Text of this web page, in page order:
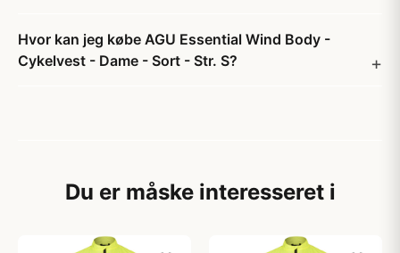
Hvor kan jeg købe AGU Essential Wind Body -
Cykelvest - Dame - Sort - Str. S?
Du er måske interesseret i